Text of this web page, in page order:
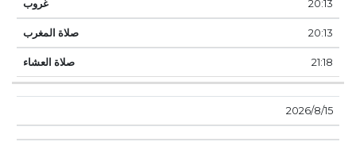
20:13
20:13
21:18
15‏‏/8‏‏/2026